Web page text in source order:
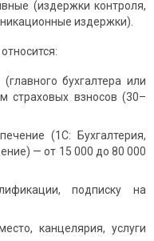
(издержки контроля,
издержки).
бухгалтера или
страховых взносов (30–
(1С: Бухгалтерия,
— от 15 000 до 80 000
подписку на
канцелярия, услуги